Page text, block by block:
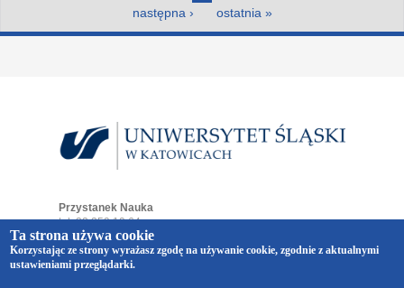
następna ›
ostatnia »
Przystanek Nauka
tel. 32 359 19 64
e-mail:przystaneknauka@us.edu.pl
ul. Bankowa 12
40-007 Katowice
Ta strona używa cookie
Korzystając ze strony wyrażasz zgodę na używanie cookie, zgodnie z aktualnymi
ustawieniami przeglądarki.